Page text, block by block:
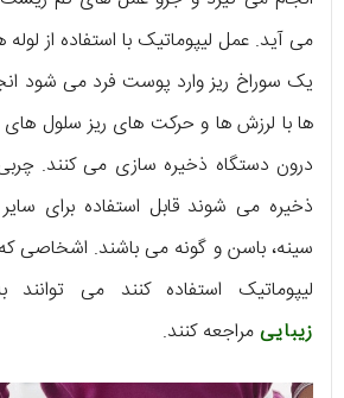
می آید. عمل لیپوماتیک با استفاده از لوله
یک سوراخ ریز وارد پوست فرد می شود
ها با لرزش ها و حرکت های ریز سلول های
درون دستگاه ذخیره سازی می کنند.
ذخیره می شوند قابل استفاده برای
سینه، باسن و گونه می باشند. اشخاصی
لیپوماتیک استفاده کنند می توانند
زیباییمراجعه کنند.